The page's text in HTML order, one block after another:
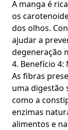
A manga é
os
dos olhos.
ajudar a
degeneração
4. Benefício
As fibras
uma digestão
como a
enzimas
alimentos e